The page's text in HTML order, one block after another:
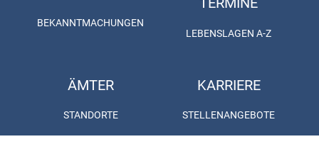
BEKANNTMACHUNGEN
LEBENSLAGEN A-Z
ÄMTER
STANDORTE
KARRIERE
STELLENANGEBOTE